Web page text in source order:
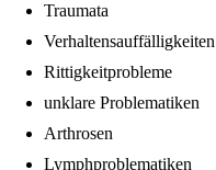
Traumata
Verhaltensauffälligkeiten
Rittigkeitprobleme
unklare Problematiken
Arthrosen
Lymphproblematiken